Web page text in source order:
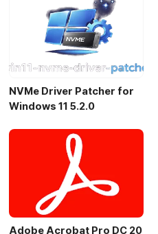
NVMe Driver Patcher for
Windows 11 5.2.0
Adobe Acrobat Pro DC 20